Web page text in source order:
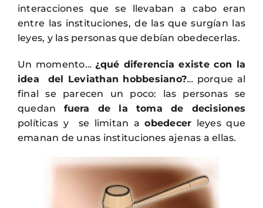
interacciones que se llevaban a cabo eran
entre las instituciones, de las que surgían las
leyes, y las personas que debían obedecerlas.
Un momento… ¿qué diferencia existe con la
idea del Leviathan hobbesiano?… porque al
final se parecen un poco: las personas se
quedan fuera de la toma de decisiones
políticas y se limitan aobedecer leyes que
emanan de unas instituciones ajenas a ellas.